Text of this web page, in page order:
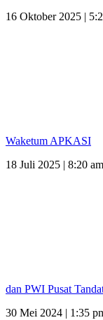
16 Oktober 2025 |
Waketum APKASI
18 Juli 2025 | 8:20
dan PWI Pusat
30 Mei 2024 | 1:35